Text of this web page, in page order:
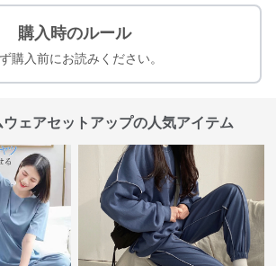
購入時のルール
購入前にお読みください。
ェアセットアップの人気アイテム